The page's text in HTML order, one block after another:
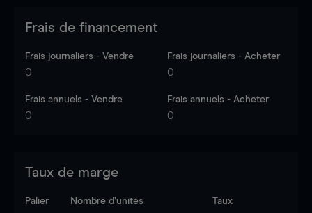
Frais de financement
Frais journaliers - Vendre
0
Frais journaliers - Acheter
0
Frais annuels - Vendre
0
Frais annuels - Acheter
0
Taux de marge
Palier Nombre d’unités Taux